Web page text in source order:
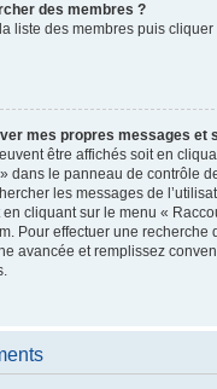
des membres ?
liste des membres puis
mes propres messages et
être affichés soit en
dans le panneau de contrôle
les messages de
cliquant sur le menu «
Pour effectuer une recherche
avancée et remplissez